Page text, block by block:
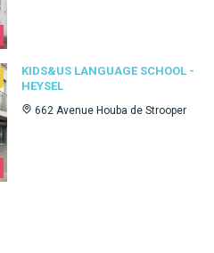
KIDS&US LANGUAGE SCHOOL -
HEYSEL
662 Avenue Houba de Strooper